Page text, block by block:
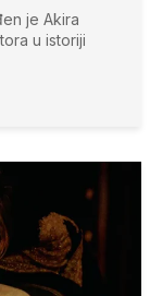
je Akira
u istoriji